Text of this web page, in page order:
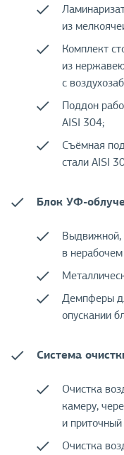
из
Комплект
из
с
Поддон
AISI 304;
Съёмная
стали AISI
Блок УФ-
Выдвижной,
в
Демпферы
опускании
Система
Очистка
камеру,
и
Очистка